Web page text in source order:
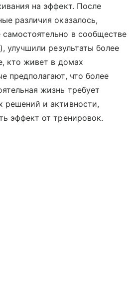
на эффект. После
различия оказалось,
в сообществе
улучшили результаты более
кто живет в домах
предполагают, что более
жизнь требует
решений и активности,
эффект от тренировок.